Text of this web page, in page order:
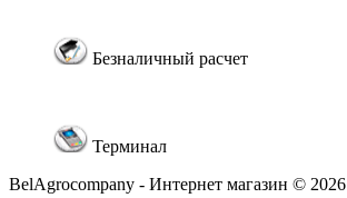
Безналичный расчет
Терминал
BelAgrocompany - Интернет магазин © 2026